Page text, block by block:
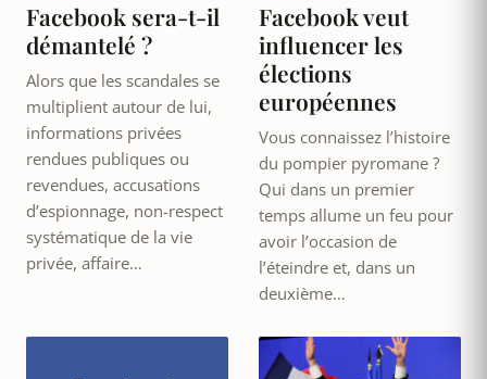
Facebook sera-t-il
démantelé ?
Alors que les scandales se
multiplient autour de lui,
informations privées
rendues publiques ou
revendues, accusations
d’espionnage, non-respect
systématique de la vie
privée, affaire…
Facebook veut
influencer les
élections
européennes
Vous connaissez l’histoire
du pompier pyromane ?
Qui dans un premier
temps allume un feu pour
avoir l’occasion de
l’éteindre et, dans un
deuxième…